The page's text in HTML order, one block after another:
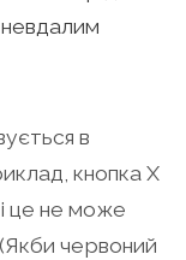
невдалим
в
кнопка X
це не може
червоний